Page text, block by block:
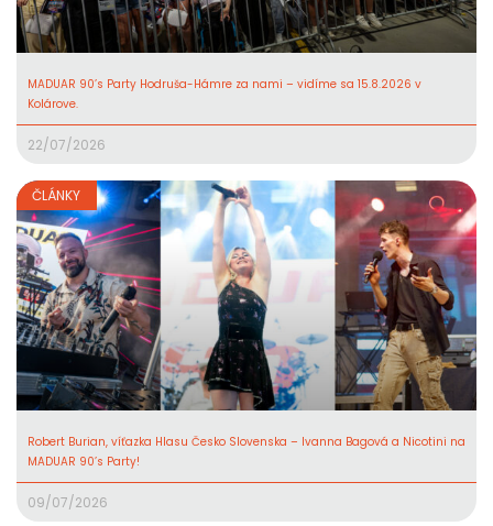
MADUAR 90’s Party Hodruša-Hámre za nami – vidíme sa 15.8.2026 v
Kolárove.
22/07/2026
ČLÁNKY
Robert Burian, víťazka Hlasu Česko Slovenska – Ivanna Bagová a Nicotini na
MADUAR 90’s Party!
09/07/2026